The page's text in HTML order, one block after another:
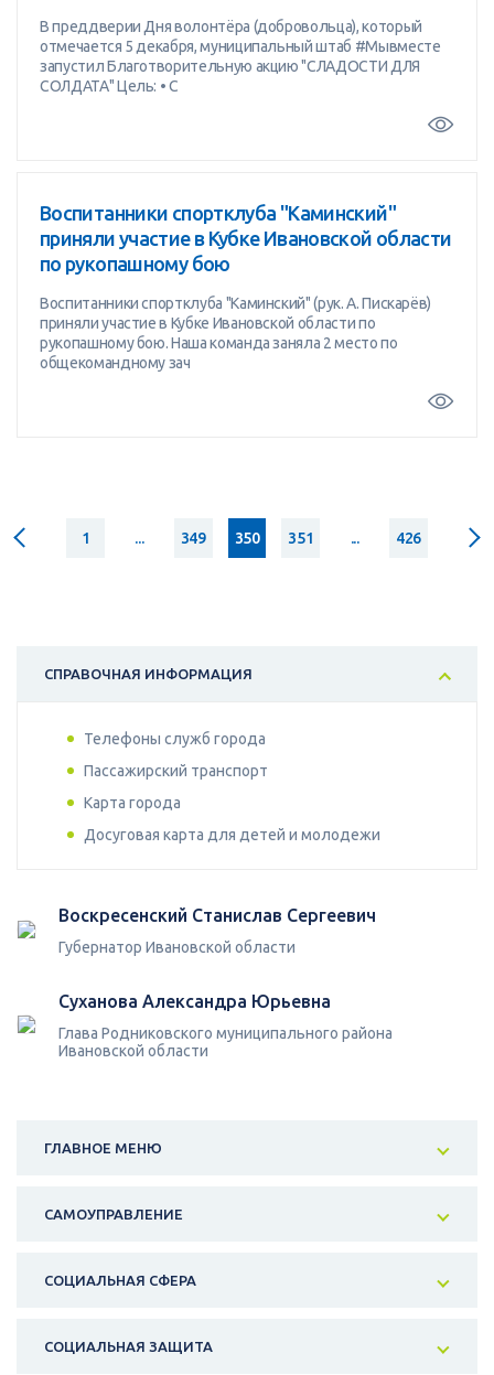
В преддверии Дня волонтёра (добровольца), который
отмечается 5 декабря, муниципальный штаб #Мывместе
запустил Благотворительную акцию "СЛАДОСТИ ДЛЯ
СОЛДАТА" Цель: • С
Воспитанники спортклуба "Каминский"
приняли участие в Кубке Ивановской области
по рукопашному бою
Воспитанники спортклуба "Каминский" (рук. А. Пискарёв)
приняли участие в Кубке Ивановской области по
рукопашному бою. Наша команда заняла 2 место по
общекомандному зач
1 ... 349 350 351 ... 426
СПРАВОЧНАЯ ИНФОРМАЦИЯ
Телефоны служб города
Пассажирский транспорт
Карта города
Досуговая карта для детей и молодежи
Воскресенский Станислав Сергеевич
Губернатор Ивановской области
Суханова Александра Юрьевна
Глава Родниковского муниципального района
Ивановской области
ГЛАВНОЕ МЕНЮ
САМОУПРАВЛЕНИЕ
СОЦИАЛЬНАЯ СФЕРА
СОЦИАЛЬНАЯ ЗАЩИТА